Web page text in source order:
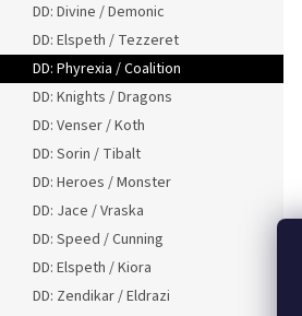
DD: Divine / Demonic
DD: Elspeth / Tezzeret
DD: Phyrexia / Coalition
DD: Knights / Dragons
DD: Venser / Koth
DD: Sorin / Tibalt
DD: Heroes / Monster
DD: Jace / Vraska
DD: Speed / Cunning
DD: Elspeth / Kiora
DD: Zendikar / Eldrazi